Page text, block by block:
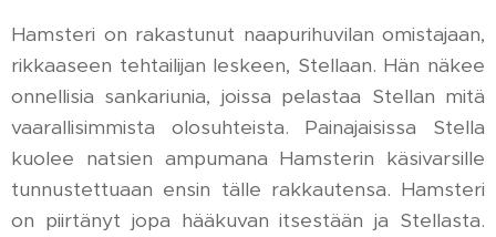
Hamsteri on rakastunut naapurihuvilan omistajaan,
rikkaaseen tehtailijan leskeen, Stellaan. Hän näkee
onnellisia sankariunia, joissa pelastaa Stellan mitä
vaarallisimmista olosuhteista. Painajaisissa Stella
kuolee natsien ampumana Hamsterin käsivarsille
tunnustettuaan ensin tälle rakkautensa. Hamsteri
on piirtänyt jopa hääkuvan itsestään ja Stellasta.